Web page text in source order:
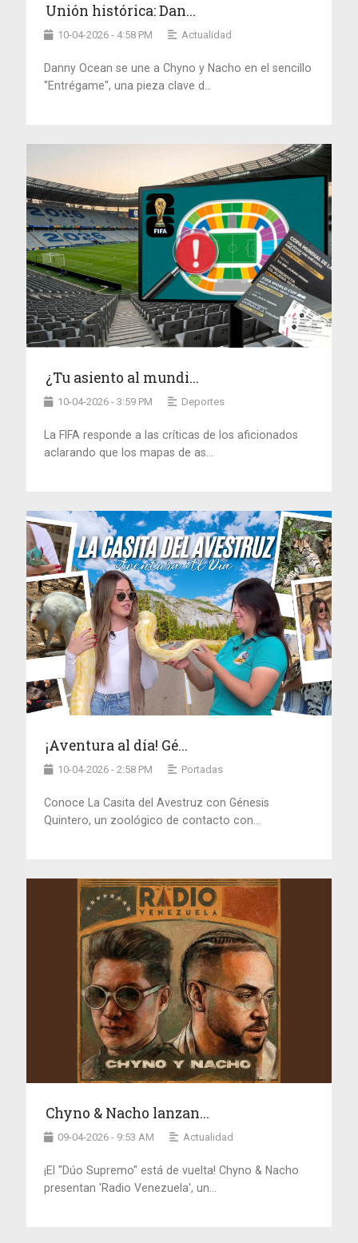
Unión histórica: Dan...
10-04-2026 - 4:58 PM Actualidad
Danny Ocean se une a Chyno y Nacho en el sencillo
"Entrégame", una pieza clave d...
¿Tu asiento al mundi...
10-04-2026 - 3:59 PM Deportes
La FIFA responde a las críticas de los aficionados
aclarando que los mapas de as...
¡Aventura al día! Gé...
10-04-2026 - 2:58 PM Portadas
Conoce La Casita del Avestruz con Génesis
Quintero, un zoológico de contacto con...
Chyno & Nacho lanzan...
09-04-2026 - 9:53 AM Actualidad
¡El "Dúo Supremo" está de vuelta! Chyno & Nacho
presentan 'Radio Venezuela', un...